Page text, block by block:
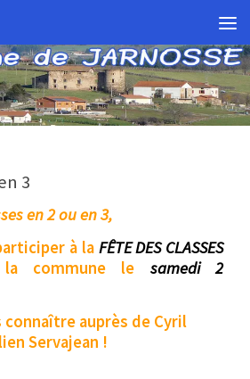
3
en 2 ou en 3,
à la FÊTE DES CLASSES
la commune le samedi 2
auprès de Cyril
Servajean !